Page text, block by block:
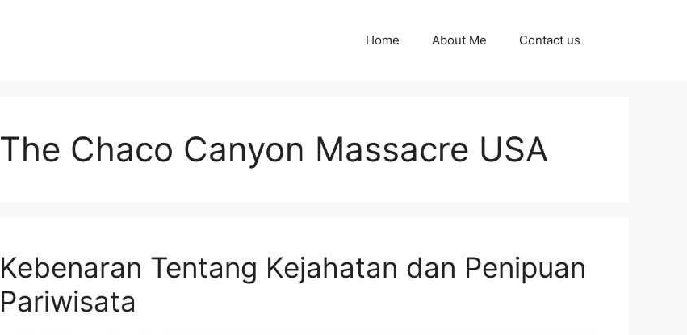
Home About Me Contact us
The Chaco Canyon Massacre USA
Kebenaran Tentang Kejahatan dan Penipuan
Pariwisata